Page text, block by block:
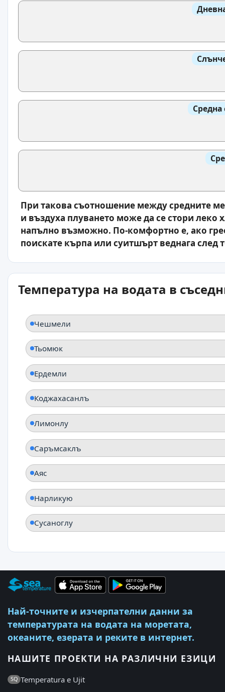
Средна
При такова съотношение между средните
и въздуха плуването може да се стори леко
напълно възможно. По-комфортно е, ако
поискате кърпа или суитшърт веднага след
Температура на водата в
Чешмели
Тьомюк
Ердемли
Коджахасанлъ
Лимонлу
Саръмсаклъ
Аяс
Нарликую
Сусаноглу
Най-точните и изчерпателни данни за
температурата на водата на моретата,
океаните, езерата и реките в интернет.
НАШИТЕ ПРОЕКТИ НА РАЗЛИЧНИ ЕЗИЦИ
SQ Temperatura e Ujit